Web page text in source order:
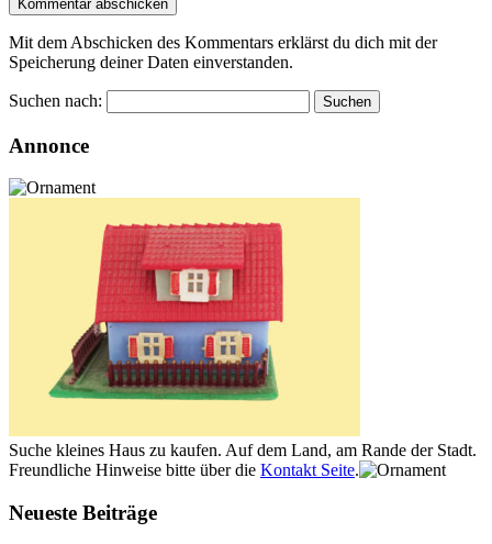
Mit dem Abschicken des Kommentars erklärst du dich mit der
Speicherung deiner Daten einverstanden.
Suchen nach:
Annonce
Suche kleines Haus zu kaufen. Auf dem Land, am Rande der Stadt.
Freundliche Hinweise bitte über die Kontakt Seite.
Neueste Beiträge